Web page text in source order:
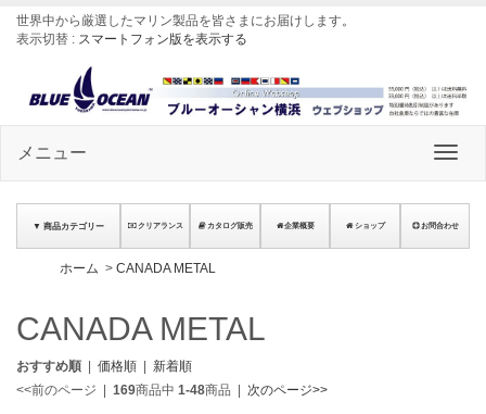
世界中から厳選したマリン製品を皆さまにお届けします。
表示切替 : スマートフォン版を表示する
メニュー
▼ 商品カテゴリー クリアランス カタログ販売 企業概要 ショップ お問合わせ
ホーム > CANADA METAL
CANADA METAL
おすすめ順 | 価格順 | 新着順
<<前のページ | 169商品中 1-48商品 | 次のページ>>